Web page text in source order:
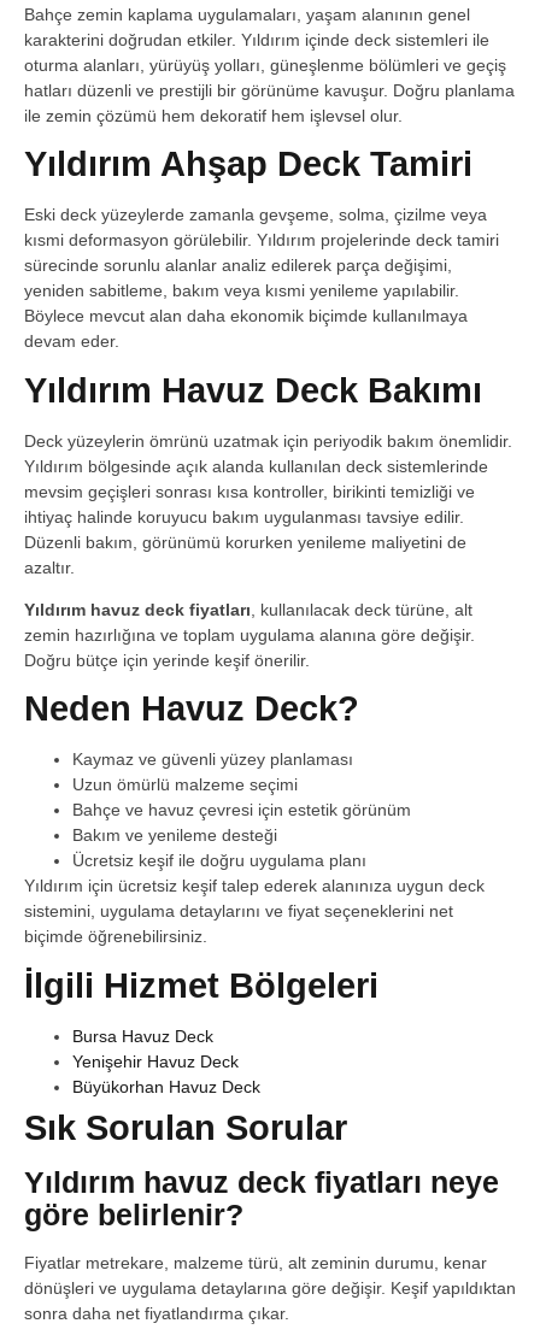
Bahçe zemin kaplama uygulamaları, yaşam alanının genel
karakterini doğrudan etkiler. Yıldırım içinde deck sistemleri ile
oturma alanları, yürüyüş yolları, güneşlenme bölümleri ve geçiş
hatları düzenli ve prestijli bir görünüme kavuşur. Doğru planlama
ile zemin çözümü hem dekoratif hem işlevsel olur.
Yıldırım Ahşap Deck Tamiri
Eski deck yüzeylerde zamanla gevşeme, solma, çizilme veya
kısmi deformasyon görülebilir. Yıldırım projelerinde deck tamiri
sürecinde sorunlu alanlar analiz edilerek parça değişimi,
yeniden sabitleme, bakım veya kısmi yenileme yapılabilir.
Böylece mevcut alan daha ekonomik biçimde kullanılmaya
devam eder.
Yıldırım Havuz Deck Bakımı
Deck yüzeylerin ömrünü uzatmak için periyodik bakım önemlidir.
Yıldırım bölgesinde açık alanda kullanılan deck sistemlerinde
mevsim geçişleri sonrası kısa kontroller, birikinti temizliği ve
ihtiyaç halinde koruyucu bakım uygulanması tavsiye edilir.
Düzenli bakım, görünümü korurken yenileme maliyetini de
azaltır.
Yıldırım havuz deck fiyatları , kullanılacak deck türüne, alt
zemin hazırlığına ve toplam uygulama alanına göre değişir.
Doğru bütçe için yerinde keşif önerilir.
Neden Havuz Deck?
Kaymaz ve güvenli yüzey planlaması
Uzun ömürlü malzeme seçimi
Bahçe ve havuz çevresi için estetik görünüm
Bakım ve yenileme desteği
Ücretsiz keşif ile doğru uygulama planı
Yıldırım için ücretsiz keşif talep ederek alanınıza uygun deck
sistemini, uygulama detaylarını ve fiyat seçeneklerini net
biçimde öğrenebilirsiniz.
İlgili Hizmet Bölgeleri
Bursa Havuz Deck
Yenişehir Havuz Deck
Büyükorhan Havuz Deck
Sık Sorulan Sorular
Yıldırım havuz deck fiyatları neye
göre belirlenir?
Fiyatlar metrekare, malzeme türü, alt zeminin durumu, kenar
dönüşleri ve uygulama detaylarına göre değişir. Keşif yapıldıktan
sonra daha net fiyatlandırma çıkar.